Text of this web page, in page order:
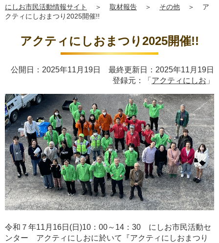
にしお市民活動情報サイト ＞ 取材報告 ＞ その他 ＞
ア
クティにしおまつり2025開催!!
アクティにしおまつり2025開催!!
公開日：2025年11月19日 最終更新日：2025年11月19日
登録元：「 アクティにしお 」
令和７年11月16日(日)10：00～14：30 にしお市民活動セ
ンター アクティにしおに於いて『アクティにしおまつり